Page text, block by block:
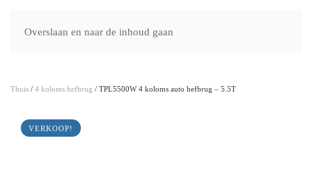
Overslaan en naar de inhoud gaan
Hefbruggenshop.nl
Thuis / 4 koloms hefbrug / TPL5500W 4 koloms auto hefbrug – 5.5T
VERKOOP!